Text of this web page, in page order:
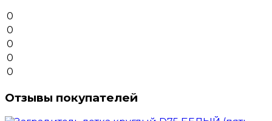
0
0
0
0
0
Отзывы покупателей